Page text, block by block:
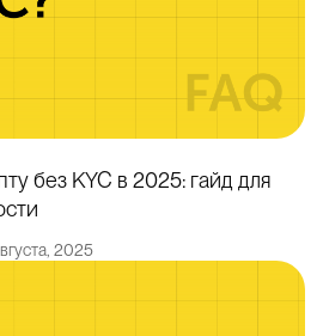
без KYC в 2025: гайд для
2025